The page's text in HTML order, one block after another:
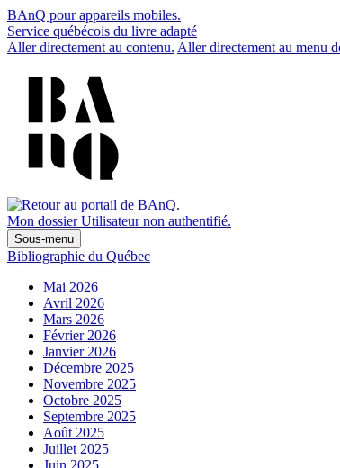
BAnQ pour appareils mobiles.
Service québécois du livre adapté
Aller directement au contenu. Aller directement au menu
Mon dossier Utilisateur non authentifié.
Sous-menu
Bibliographie du Québec
Mai 2026
Avril 2026
Mars 2026
Février 2026
Janvier 2026
Décembre 2025
Novembre 2025
Octobre 2025
Septembre 2025
Août 2025
Juillet 2025
Juin 2025